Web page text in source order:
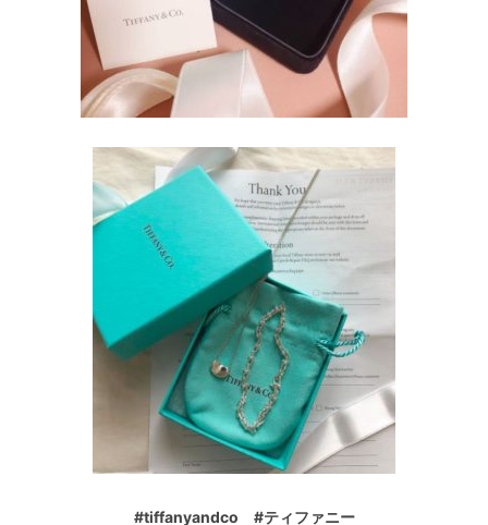
#tiffanyandco #ティファニー